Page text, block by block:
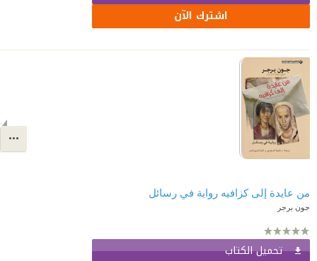
اشترك الآن
من عايدة إلى كزافيه رواية في رسائل
جون برجر
تحميل الكتاب